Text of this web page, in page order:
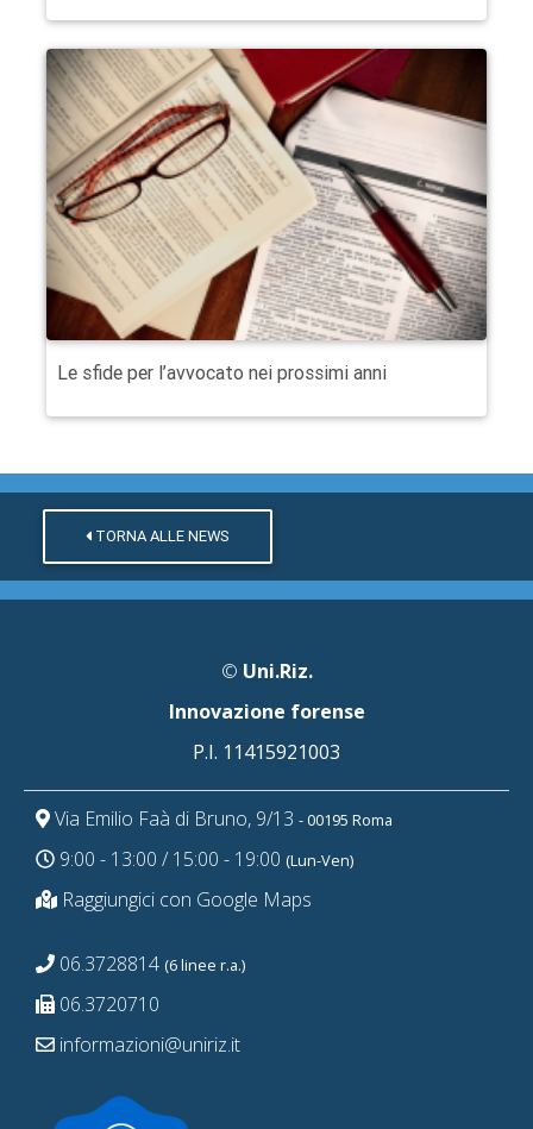
Le sfide per l’avvocato nei prossimi anni
TORNA ALLE NEWS
© Uni.Riz.
Innovazione forense
P.I. 11415921003
Via Emilio Faà di Bruno, 9/13 - 00195 Roma
9:00 - 13:00 / 15:00 - 19:00 (Lun-Ven)
Raggiungici con Google Maps
06.3728814 (6 linee r.a.)
06.3720710
informazioni@uniriz.it